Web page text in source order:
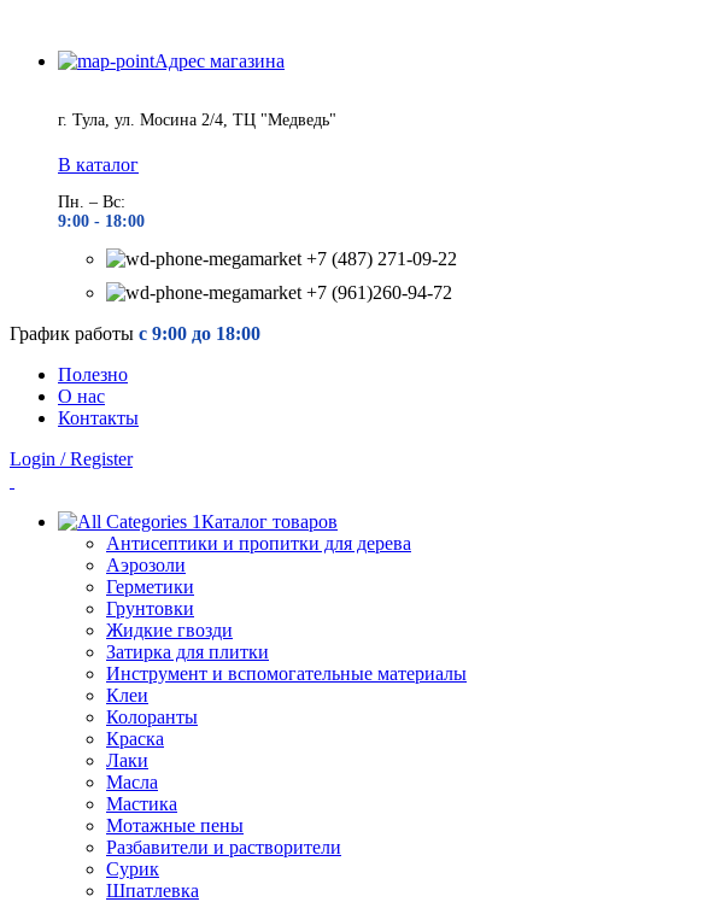
Адрес магазина
г. Тула, ул. Мосина 2/4, ТЦ "Медведь"
В каталог
Пн. – Вс:
9:00 - 18:00
+7 (487) 271-09-22
+7 (961)260-94-72
График работы с 9:00 до 18:00
Полезно
О нас
Контакты
Login / Register
Каталог товаров
Антисептики и пропитки для дерева
Аэрозоли
Герметики
Грунтовки
Жидкие гвозди
Затирка для плитки
Инструмент и вспомогательные материалы
Клеи
Колоранты
Краска
Лаки
Масла
Мастика
Мотажные пены
Разбавители и растворители
Сурик
Шпатлевка